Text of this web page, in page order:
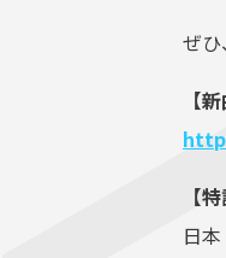
ぜひ
【
【
日本